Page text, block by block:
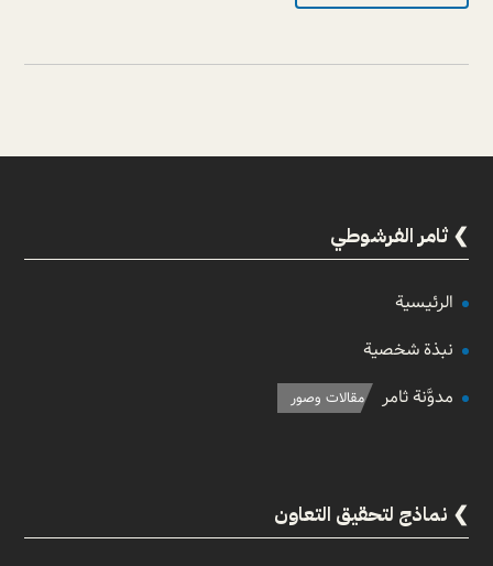
ثامر الفرشوطي
الرئيسية
نبذة شخصية
مدوَّنة ثامر
مقالات وصور
نماذج لتحقيق التعاون